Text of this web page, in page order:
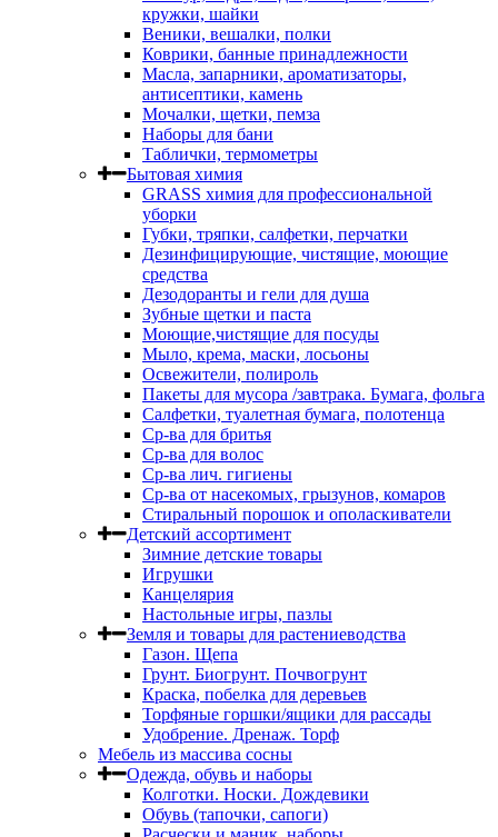
кружки, шайки
Веники, вешалки, полки
Коврики, банные принадлежности
Масла, запарники, ароматизаторы,
антисептики, камень
Мочалки, щетки, пемза
Наборы для бани
Таблички, термометры
Бытовая химия
GRASS химия для профессиональной
уборки
Губки, тряпки, салфетки, перчатки
Дезинфицирующие, чистящие, моющие
средства
Дезодоранты и гели для душа
Зубные щетки и паста
Моющие,чистящие для посуды
Мыло, крема, маски, лосьоны
Освежители, полироль
Пакеты для мусора /завтрака. Бумага, фольга
Салфетки, туалетная бумага, полотенца
Ср-ва для бритья
Ср-ва для волос
Ср-ва лич. гигиены
Ср-ва от насекомых, грызунов, комаров
Стиральный порошок и ополаскиватели
Детский ассортимент
Зимние детские товары
Игрушки
Канцелярия
Настольные игры, пазлы
Земля и товары для растениеводства
Газон. Щепа
Грунт. Биогрунт. Почвогрунт
Краска, побелка для деревьев
Торфяные горшки/ящики для рассады
Удобрение. Дренаж. Торф
Мебель из массива сосны
Одежда, обувь и наборы
Колготки. Носки. Дождевики
Обувь (тапочки, сапоги)